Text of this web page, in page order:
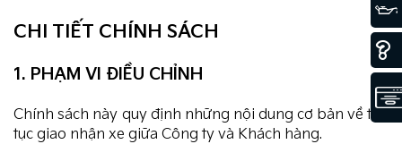
CHI TIẾT CHÍNH SÁCH
1. PHẠM VI ĐIỀU CHỈNH
Chính sách này quy định những nội dung cơ bản về thủ
tục giao nhận xe giữa Công ty và Khách hàng.